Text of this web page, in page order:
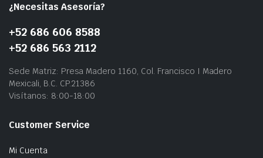
¿Necesitas Asesoría?
+52 686 606 8588
+52 686 563 2112
Sede Matriz: Presa Madero 1160, Col. Francisco I Madero
Mexicali, B.C. CP.21386
Visítanos: 8:00-18:00
Customer Service
Mi Cuenta